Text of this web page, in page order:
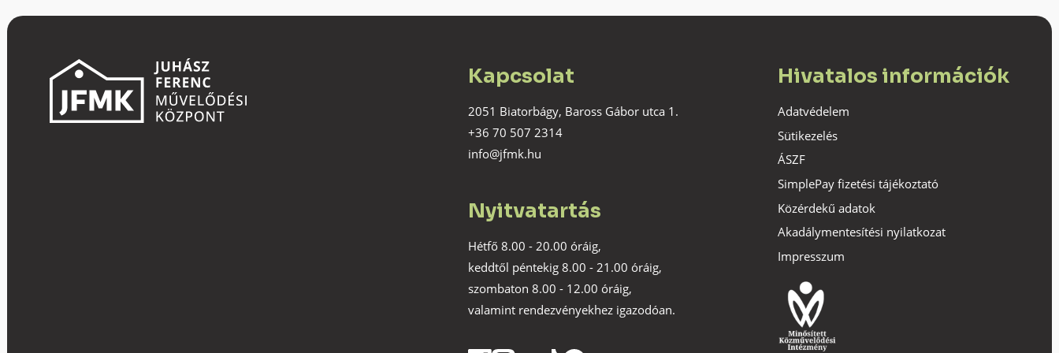
Kapcsolat
2051 Biatorbágy, Baross Gábor utca 1.
+36 70 507 2314
info@jfmk.hu
Nyitvatartás
Hétfő 8.00 - 20.00 óráig,
keddtől péntekig 8.00 - 21.00 óráig,
szombaton 8.00 - 12.00 óráig,
valamint rendezvényekhez igazodóan.
Hivatalos információk
Adatvédelem
Sütikezelés
ÁSZF
SimplePay fizetési tájékoztató
Közérdekű adatok
Akadálymentesítési nyilatkozat
Impresszum